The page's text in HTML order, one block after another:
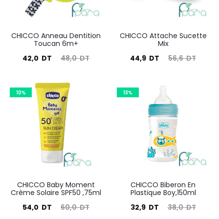
CHICCO Anneau Dentition
Toucan 6m+
48,0DT
Le
initial
était :
48,0
DT.
42,0 DT
actuel
CHICCO Attache Sucette
Mix
56,6DT
Le
était :
56,6
DT.
44,9 DT
actuel
10%
CHICCO Baby Moment
Crème Solaire SPF50 ,75ml
60,0DT
Le
54,0 DT
13%
CHICCO Biberon En
Plastique Boy,150ml
38,0DT
Le
32,9 DT